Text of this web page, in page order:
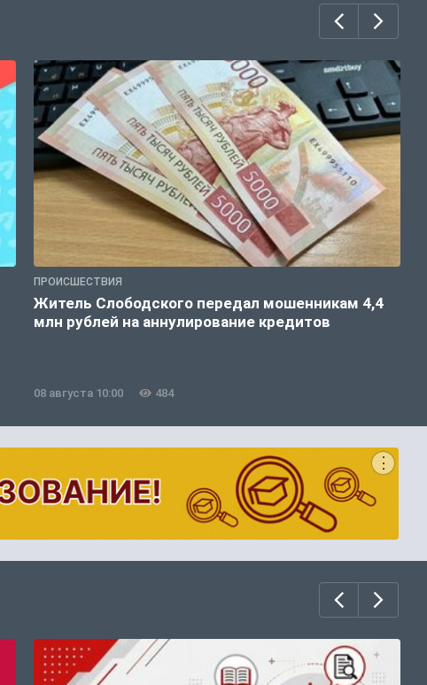
ПРОИСШЕСТВИЯ
Житель Слободского передал мошенникам 4,4
млн рублей на аннулирование кредитов
08 августа 10:00 484